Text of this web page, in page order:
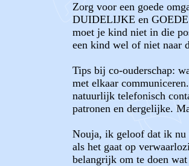
Zorg voor een goede
DUIDELIJKE en GOEDE
moet je kind niet in die
een kind wel of niet naar
Tips bij co-ouderschap:
met elkaar
natuurlijk telefonisch
patronen en dergelijke.
Nouja, ik geloof dat ik nu
als het gaat op
belangrijk om te doen